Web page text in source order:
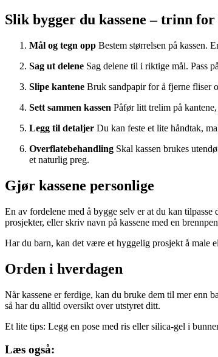
Slik bygger du kassene – trinn
Mål og tegn opp Bestem størrelsen på kassen.
Sag ut delene Sag delene til i riktige mål. Pass
Slipe kantene Bruk sandpapir for å fjerne fliser
Sett sammen kassen Påfør litt trelim på
Legg til detaljer Du kan feste et lite håndtak,
Overflatebehandling Skal kassen brukes
et naturlig preg.
Gjør kassene personlige
En av fordelene med å bygge selv er at du kan
prosjekter, eller skriv navn på kassene med en
Har du barn, kan det være et hyggelig prosjekt å male
Orden i hverdagen
Når kassene er ferdige, kan du bruke dem til mer enn
så har du alltid oversikt over utstyret ditt.
Et lite tips: Legg en pose med ris eller silica-gel i
Læs også: